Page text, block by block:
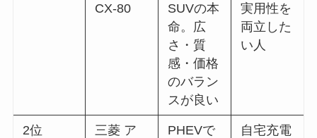
CX-80
SUVの本
命。広
さ・質
感・価格
のバラン
スが良い
実用性を
両立した
い人
2位
三菱 ア
PHEVで
自宅充電